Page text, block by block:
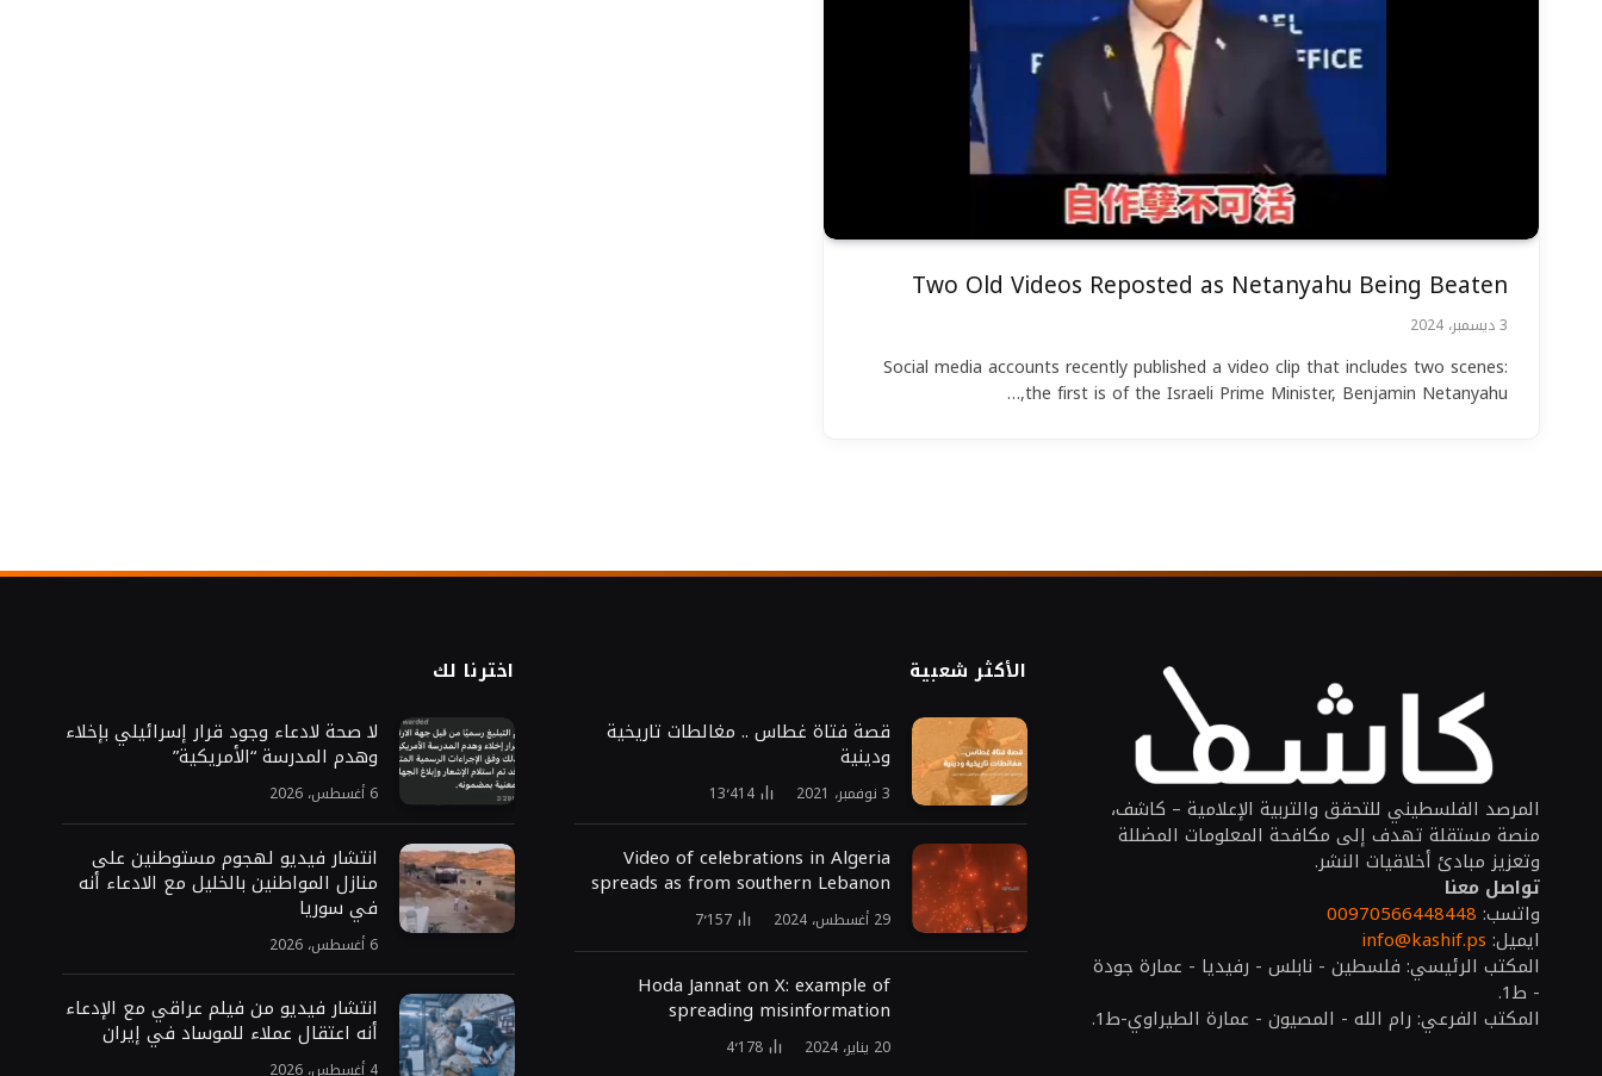
Two Old Videos Reposted as Netanyahu Being Beaten
3 ديسمبر، 2024
Social media accounts recently published a video clip that includes two scenes:
the first is of the Israeli Prime Minister, Benjamin Netanyahu,…
المرصد الفلسطيني للتحقق والتربية الإعلامية – كاشف،
منصة مستقلة تهدف إلى مكافحة المعلومات المضللة
وتعزيز مبادئ أخلاقيات النشر.
تواصل معنا
واتسب: 00970566448448
ايميل: info@kashif.ps
المكتب الرئيسي: فلسطين - نابلس - رفيديا - عمارة جودة
- ط1.
المكتب الفرعي: رام الله - المصيون - عمارة الطيراوي-ط1.
الأكثر شعبية
قصة فتاة غطاس .. مغالطات تاريخية
ودينية
3 نوفمبر، 2021 13٬414
Video of celebrations in Algeria
spreads as from southern Lebanon
29 أغسطس، 2024 7٬157
Hoda Jannat on X: example of
spreading misinformation
20 يناير، 2024 4٬178
اخترنا لك
لا صحة لادعاء وجود قرار إسرائيلي بإخلاء
وهدم المدرسة “الأمريكية”
6 أغسطس، 2026
انتشار فيديو لهجوم مستوطنين على
منازل المواطنين بالخليل مع الادعاء أنه
في سوريا
6 أغسطس، 2026
انتشار فيديو من فيلم عراقي مع الإدعاء
أنه اعتقال عملاء للموساد في إيران
4 أغسطس، 2026